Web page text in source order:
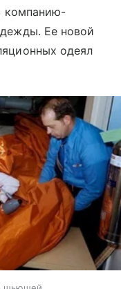
компанию-
Ее новой
одеял